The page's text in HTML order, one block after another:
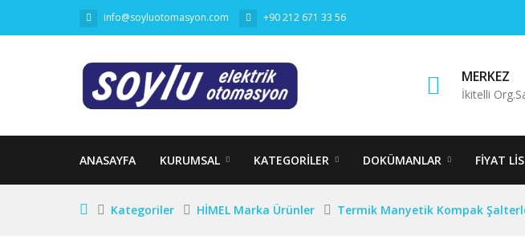
info@soyluotomasyon.com +90 212 671 33 56
MERKEZ
İkitelli
ANASAYFA KURUMSAL KATEGORILER DOKÜMANLAR FIYAT
Kategoriler HİMEL Marka Ürünler Termik Manyetik Kompak